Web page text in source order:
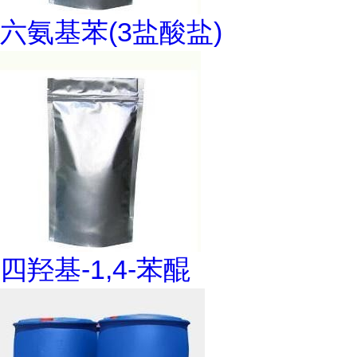
六氨基苯(3盐酸盐)
四羟基-1,4-苯醌